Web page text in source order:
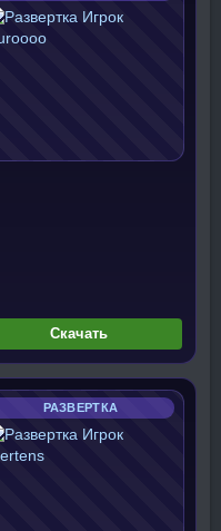
Скачать
РАЗВЕРТКА